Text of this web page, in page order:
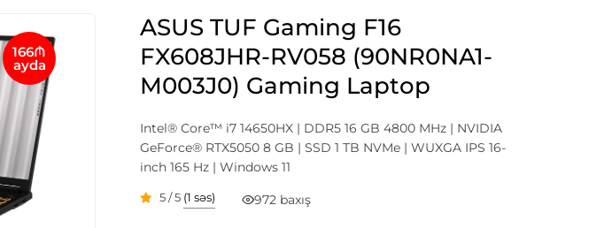
166₼
ayda
ASUS TUF Gaming F16
FX608JHR-RV058 (90NR0NA1-
M003J0) Gaming Laptop
Intel® Core™ i7 14650HX | DDR5 16 GB 4800 MHz | NVIDIA
GeForce® RTX5050 8 GB | SSD 1 TB NVMe | WUXGA IPS 16-
inch 165 Hz | Windows 11
5 / 5 (1 səs) 972 baxış